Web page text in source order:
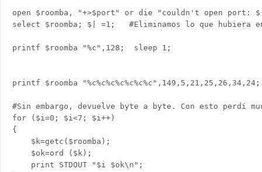
open $roomba, "+>$port" or die "couldn't open port:
select $roomba; $| =1;   #Eliminamos lo que
printf $roomba "%c",128;  sleep 1;
printf $roomba
#Sin embargo, devuelve byte a byte. Con esto perdí
for ($i=0; $i<7; $i++)
{
$k=getc($roomba);
$ok=ord ($k);
print STDOUT "$i $ok\n";